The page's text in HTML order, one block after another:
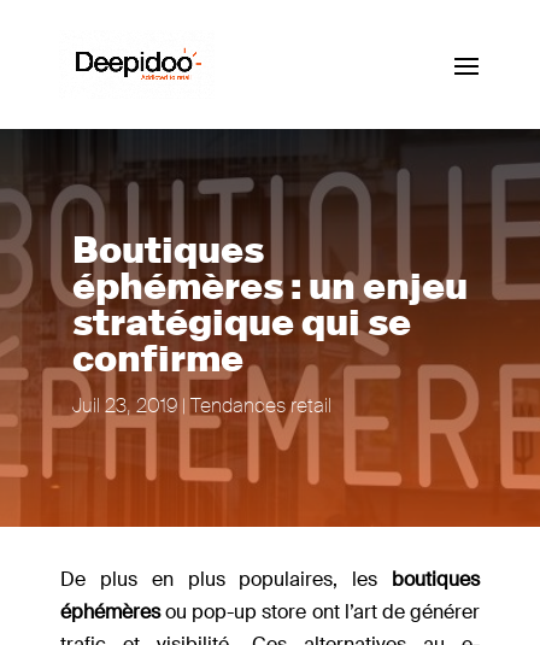
Boutiques
éphémères : un enjeu
stratégique qui se
confirme
Juil 23, 2019| Tendances retail
De plus en plus populaires, les boutiques
éphémèresou pop-up store ont l’art de générer